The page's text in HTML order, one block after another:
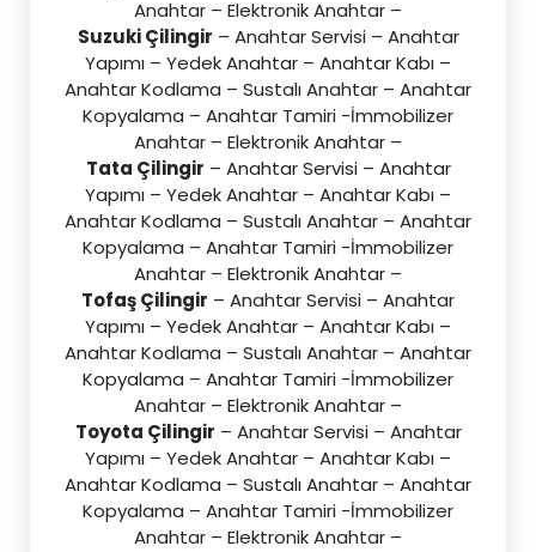
Anahtar – Elektronik Anahtar –
Suzuki Çilingir – Anahtar Servisi – Anahtar
Yapımı – Yedek Anahtar – Anahtar Kabı –
Anahtar Kodlama – Sustalı Anahtar – Anahtar
Kopyalama – Anahtar Tamiri -İmmobilizer
Anahtar – Elektronik Anahtar –
Tata Çilingir – Anahtar Servisi – Anahtar
Yapımı – Yedek Anahtar – Anahtar Kabı –
Anahtar Kodlama – Sustalı Anahtar – Anahtar
Kopyalama – Anahtar Tamiri -İmmobilizer
Anahtar – Elektronik Anahtar –
Tofaş Çilingir – Anahtar Servisi – Anahtar
Yapımı – Yedek Anahtar – Anahtar Kabı –
Anahtar Kodlama – Sustalı Anahtar – Anahtar
Kopyalama – Anahtar Tamiri -İmmobilizer
Anahtar – Elektronik Anahtar –
Toyota Çilingir – Anahtar Servisi – Anahtar
Yapımı – Yedek Anahtar – Anahtar Kabı –
Anahtar Kodlama – Sustalı Anahtar – Anahtar
Kopyalama – Anahtar Tamiri -İmmobilizer
Anahtar – Elektronik Anahtar –